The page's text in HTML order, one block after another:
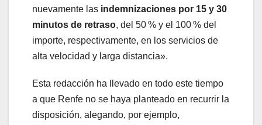
nuevamente las indemnizaciones por 15 y 30
minutos de retraso, del 50 % y el 100 % del
importe, respectivamente, en los servicios de
alta velocidad y larga distancia».
Esta redacción ha llevado en todo este tiempo
a que Renfe no se haya planteado en recurrir la
disposición, alegando, por ejemplo,